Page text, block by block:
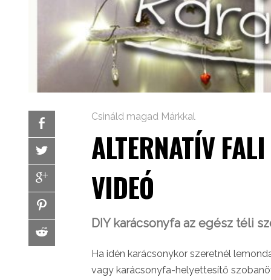
Csináld magad Márkkal
ALTERNATÍV
VIDEÓ
DIY karácsonyfa az egész téli
Ha idén karácsonykor szeretnél
vagy karácsonyfa-helyettesítő